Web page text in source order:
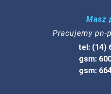
Masz
Pracujemy pn-
tel: (14)
gsm:
gsm: